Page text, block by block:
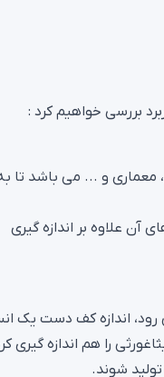
بررسی خواهیم کرد :
معماری و ... می باشد تا به
علاوه بر اندازه گیری
رود، اندازه کف دست یک
را هم اندازه گیری
شوند.